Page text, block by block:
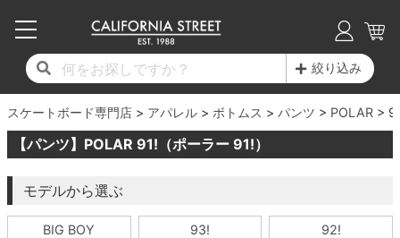
絞り込み
スケートボード専門店 アパレル ボトムス パンツ POLAR
【パンツ】POLAR 91!（ポーラー 91!）
モデルから選ぶ
BIG BOY 93! 92!
17時までのご注文は当日発送！
11,000円以上で送料無料！
毎月1日はポイント5倍！10日と20日は3倍！
コンプリートセット（完成品）
デッキ
17時までのご注文は当日発送！
11,000円以上で送料無料！
毎月1日はポイント5倍！10日と20日は3倍！
デッキ新着一覧
デッキブランド一覧（全てのデッキ）
子供用デッキ
7.0inch以下
7.2inch
17時までのご注文は当日発送！
11,000円以上で送料無料！
毎月1日はポイント5倍！10日と20日は3倍！
トラック新着一覧
トラックブランド一覧（全てのトラック）
7.0inch以下
7.2inch
7.3inch
17時までのご注文は当日発送！
11,000円以上で送料無料！
毎月1日はポイント5倍！10日と20日は3倍！
ウィール新着一覧
ウィールブランド一覧（全てのウィール）
50mm
51mm
52mm
17時までのご注文は当日発送！
11,000円以上で送料無料！
毎月1日はポイント5倍！10日と20日は3倍！
シューズ新着一覧
シューズブランド一覧
20cm
21cm
22cm
17時までのご注文は当日発送！
11,000円以上で送料無料！
毎月1日はポイント5倍！10日と20日は3倍！
Tシャツ
ロングスリーブTシャツ
17時までのご注文は当日発送！
11,000円以上で送料無料！
毎月1日はポイント5倍！10日と20日は3倍！
最新ブログ一覧
カテゴリー
17時までのご注文は当日発送！
11,000円以上で送料無料！
毎月1日はポイント5倍！10日と20日は3倍！
初心者の方へ
商品情報
17時までのご注文は当日発送！
11,000円以上で送料無料！
毎月1日はポイント5倍！10日と20日は3倍！
店舗情報
ショップライダー紹介